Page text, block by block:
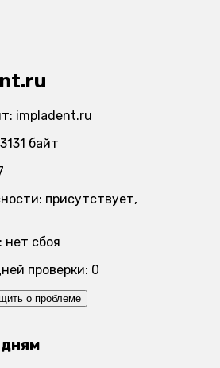
impladent.ru
байт
присутствует,
нет сбоя
проверки: 0
о проблеме